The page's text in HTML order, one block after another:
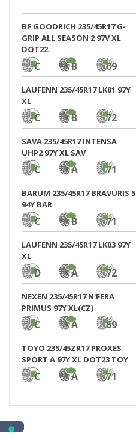
BF GOODRICH 235/45R17 G-
GRIP ALL SEASON 2 97V XL
DOT22
C B 69
LAUFENN 235/45R17 LK01 97Y
XL
C B 72
SAVA 235/45R17 INTENSA
UHP2 97Y XL SAV
C A 71
BARUM 235/45R17 BRAVURIS 5
94Y BAR
C B 71
LAUFENN 235/45R17 LK03 97Y
XL
D A 72
NEXEN 235/45R17 N'FERA
PRIMUS 97Y XL(CZ)
C A 69
TOYO 235/45ZR17 PROXES
SPORT A 97Y XL DOT23 TOY
C A 71